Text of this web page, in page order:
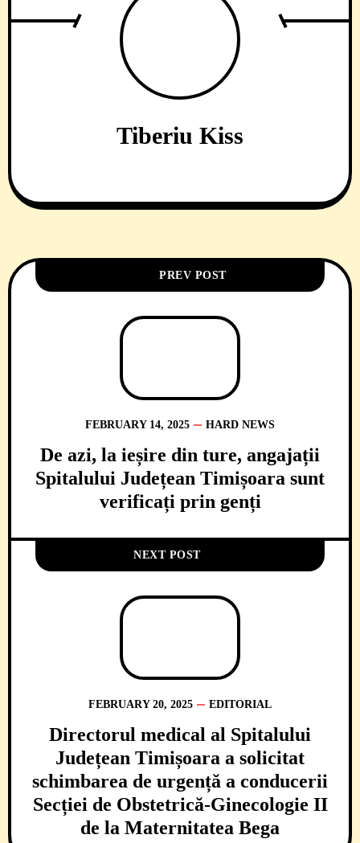
Tiberiu Kiss
PREV POST
FEBRUARY 14, 2025 HARD NEWS
De azi, la ieșire din ture, angajații
Spitalului Județean Timișoara sunt
verificați prin genți
NEXT POST
FEBRUARY 20, 2025 EDITORIAL
Directorul medical al Spitalului
Județean Timișoara a solicitat
schimbarea de urgență a conducerii
Secției de Obstetrică-Ginecologie II
de la Maternitatea Bega